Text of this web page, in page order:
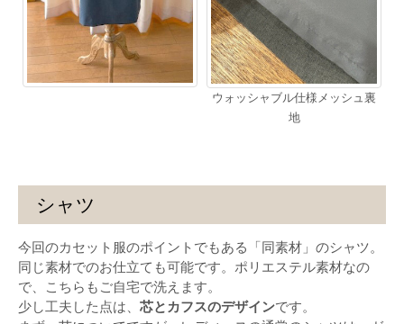
ウォッシャブル仕様メッシュ裏
地
シャツ
今回のカセット服のポイントでもある「同素材」のシャツ。
同じ素材でのお仕立ても可能です。ポリエステル素材なの
で、こちらもご自宅で洗えます。
少し工夫した点は、 芯とカフスのデザインです。